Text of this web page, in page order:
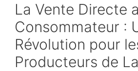
La Vente Directe
Consommateur :
Révolution pour
Producteurs de